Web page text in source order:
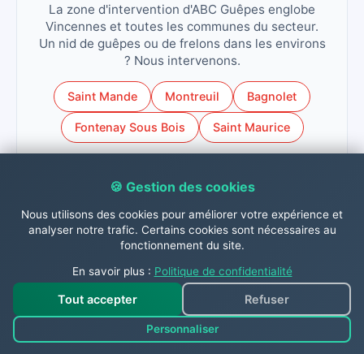
La zone d'intervention d'ABC Guêpes englobe
Vincennes et toutes les communes du secteur.
Un nid de guêpes ou de frelons dans les environs
? Nous intervenons.
Saint Mande Montreuil Bagnolet
Fontenay Sous Bois Saint Maurice
Contactez-nous dès
maintenant !
N'hésitez pas à nous contacter dès à présent par
🍪 Gestion des cookies
Nous utilisons des cookies pour améliorer votre expérience et
analyser notre trafic. Certains cookies sont nécessaires au
fonctionnement du site.
En savoir plus : Politique de confidentialité
Tout accepter
Personnaliser
Refuser